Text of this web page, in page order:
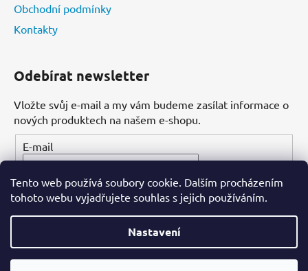
Tento web používá soubory cookie. Dalším procházením
tohoto webu vyjadřujete souhlas s jejich používáním.
Nastavení
Obchodní podmínky
Kontakty
Odebírat newsletter
Vložte svůj e-mail a my vám budeme zasílat informace o
nových produktech na našem e-shopu.
E-mail
PŘIHLÁSIT SE
Vytvořil Shoptet